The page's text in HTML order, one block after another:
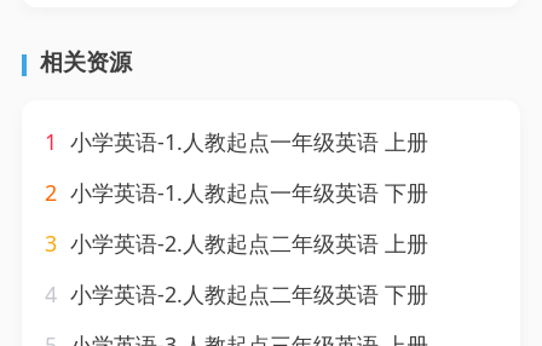
相关资源
1 小学英语-1.人教起点一年级英语 上册
2 小学英语-1.人教起点一年级英语 下册
3 小学英语-2.人教起点二年级英语 上册
4 小学英语-2.人教起点二年级英语 下册